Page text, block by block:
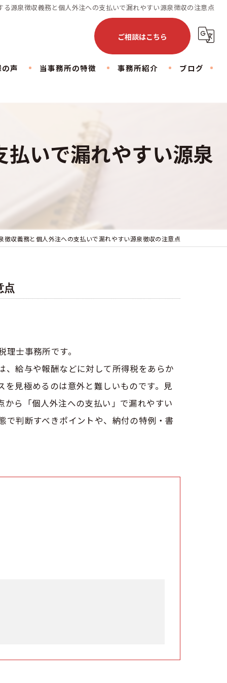
る源泉徴収義務と個人外注への支払いで漏れやすい源泉徴収の注意点
ご相談はこちら
声 当事務所の特徴
税務相談
事務所紹介
豊島事務所
ブログ
コラム
いで漏れやすい源泉
徴収義務と個人外注への支払いで漏れやすい源泉徴収の注意点
点
士事務所です。
、給与や報酬などに対して所得税をあらか
見極めるのは意外と難しいものです。見
ら「個人外注への支払い」で漏れやすい
で判断すべきポイントや、納付の特例・書